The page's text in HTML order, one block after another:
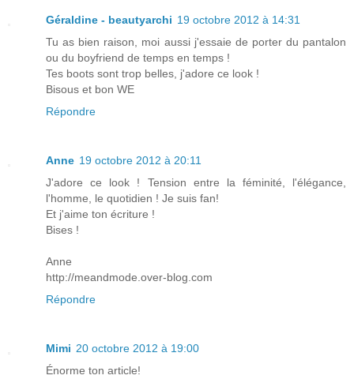
Géraldine - beautyarchi 19 octobre 2012 à 14:31
Tu as bien raison, moi aussi j'essaie de porter du pantalon
ou du boyfriend de temps en temps !
Tes boots sont trop belles, j'adore ce look !
Bisous et bon WE
Répondre
Anne 19 octobre 2012 à 20:11
J'adore ce look ! Tension entre la féminité, l'élégance,
l'homme, le quotidien ! Je suis fan!
Et j'aime ton écriture !
Bises !
Anne
http://meandmode.over-blog.com
Répondre
Mimi 20 octobre 2012 à 19:00
Énorme ton article!